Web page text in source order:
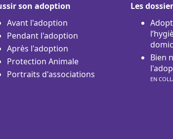
son adoption
Avant l'adoption
Pendant l'adoption
Après l'adoption
Protection Animale
Portraits d'associations
Les
Bien
EN